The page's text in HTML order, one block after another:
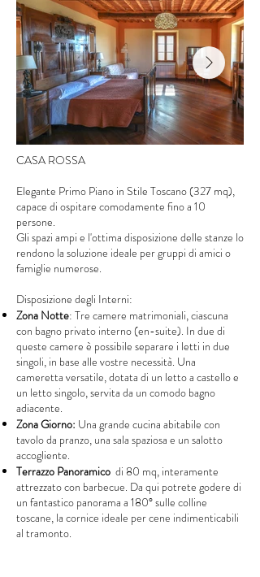
CASA ROSSA
Elegante Primo Piano in Stile Toscano (327 mq),
capace di ospitare comodamente fino a 10
persone.
Gli spazi ampi e l'ottima disposizione delle stanze lo
rendono la soluzione ideale per gruppi di amici o
famiglie numerose.
Disposizione degli Interni:
Zona Notte: Tre camere matrimoniali, ciascuna
con bagno privato interno (en-suite). In due di
queste camere è possibile separare i letti in due
singoli, in base alle vostre necessità. Una
cameretta versatile, dotata di un letto a castello e
un letto singolo, servita da un comodo bagno
adiacente.
Zona Giorno: Una grande cucina abitabile con
tavolo da pranzo, una sala spaziosa e un salotto
accogliente.
Terrazzo Panoramico di 80 mq, interamente
attrezzato con barbecue. Da qui potrete godere di
un fantastico panorama a 180° sulle colline
toscane, la cornice ideale per cene indimenticabili
al tramonto.